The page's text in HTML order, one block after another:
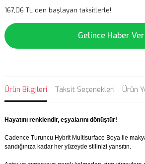
167,06 TL den başlayan taksitlerle!
Gelince Haber Ver
Ürün Bilgileri Taksit Seçenekleri Ürün
Hayatını renklendir, eşyalarını dönüştür!
Cadence Turuncu Hybrit Multisurface Boya ile
sandığınıza kadar her yüzeyde stilinizi yansıtın.